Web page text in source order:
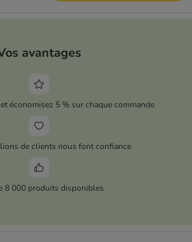
avantages
économisez 5 % sur chaque commande
de clients nous font confiance
8 000 produits disponibles